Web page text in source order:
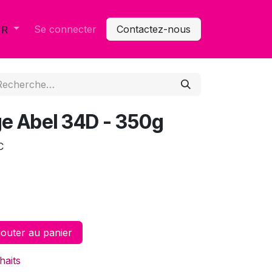
Se connecter Contactez-nous
Abel 34D - 350g
au panier